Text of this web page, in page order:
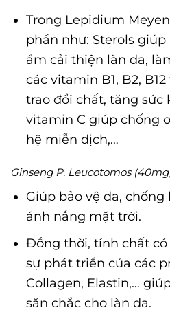
Trong Lepidium
phần như: Sterols
ẩm cải thiện làn da,
các vitamin B1, B2,
trao đổi chất, tăng sức
vitamin C giúp chống
hệ miễn dịch,…
Ginseng P. Leucotomos
Giúp bảo vệ da,
ánh nắng mặt trời.
Đồng thời, tính chất
sự phát triển của các
Collagen, Elastin,…
săn chắc cho làn da.